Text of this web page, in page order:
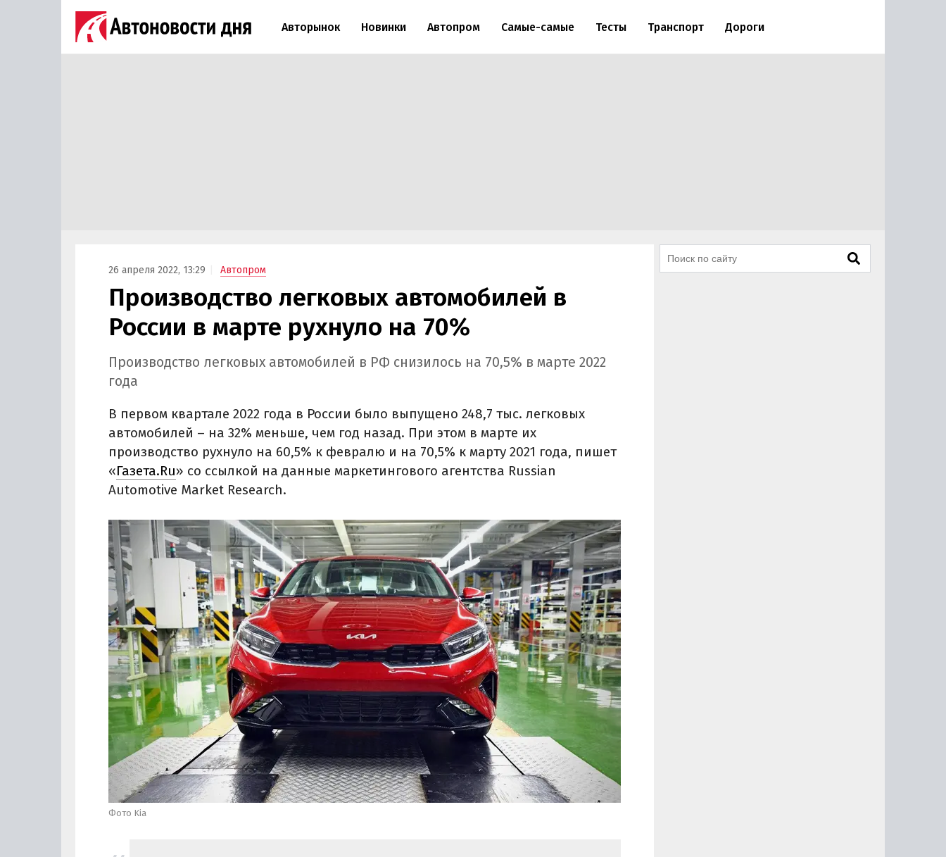
Авторынок Новинки Автопром Самые-самые Тесты Транспорт Дороги
26 апреля 2022, 13:29 Автопром
Производство легковых автомобилей в
России в марте рухнуло на 70%
Производство легковых автомобилей в РФ снизилось на 70,5% в марте 2022
года
В первом квартале 2022 года в России было выпущено 248,7 тыс. легковых
автомобилей – на 32% меньше, чем год назад. При этом в марте их
производство рухнуло на 60,5% к февралю и на 70,5% к марту 2021 года, пишет
«Газета.Ru» со ссылкой на данные маркетингового агентства Russian
Automotive Market Research.
Фото Kia